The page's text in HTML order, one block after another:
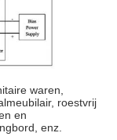
waren,
roestvrij
en
enz.